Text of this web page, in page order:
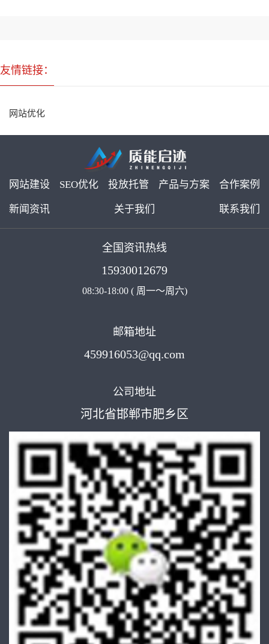
友情链接：
网站优化
网站建设 SEO优化 投放托管 产品与方案 合作案例
新闻资讯 关于我们 联系我们
全国资讯热线
15930012679
08:30-18:00 ( 周一～周六)
邮箱地址
459916053@qq.com
公司地址
河北省邯郸市肥乡区